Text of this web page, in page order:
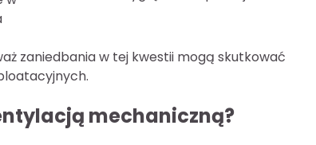
zaniedbania w tej kwestii mogą skutkować
mechaniczną?